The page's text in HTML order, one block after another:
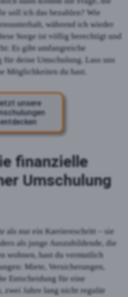
soll ich das bezahlen? Wie
während ich wieder
Sorge ist völlig berechtigt und
Es gibt umfangreiche
deine Umschulung. Lass uns
Möglichkeiten du hast.
unsere
entdecken
finanzielle
Umschulung
als nur ein Karriereschritt – sie
als junge Auszubildende, die
wohnen, hast du vermutlich
Miete, Versicherungen,
Entscheidung für eine
zwei Jahre lang nicht regulär